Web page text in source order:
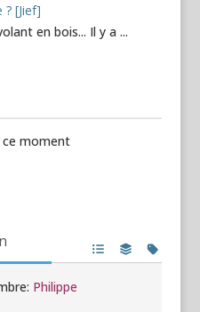
? [Jief]
en bois... Il y a ...
ce moment
Philippe